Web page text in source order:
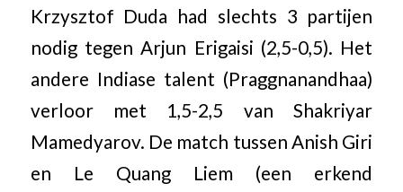
Krzysztof Duda had slechts 3 partijen
nodig tegen Arjun Erigaisi (2,5-0,5). Het
andere Indiase talent (Praggnanandhaa)
verloor met 1,5-2,5 van Shakriyar
Mamedyarov. De match tussen Anish Giri
en Le Quang Liem (een erkend